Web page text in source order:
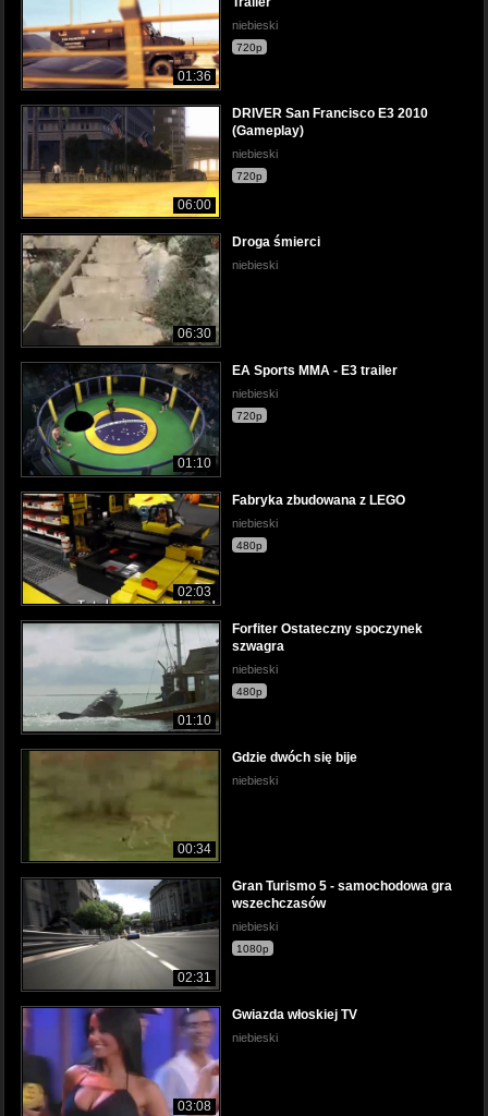
01:36
niebieski
720p
06:00
DRIVER San Francisco E3 2010
(Gameplay)
niebieski
720p
06:30
Droga śmierci
niebieski
01:10
EA Sports MMA - E3 trailer
niebieski
720p
02:03
Fabryka zbudowana z LEGO
niebieski
480p
01:10
Forfiter Ostateczny spoczynek
szwagra
niebieski
480p
00:34
Gdzie dwóch się bije
niebieski
02:31
Gran Turismo 5 - samochodowa gra
wszechczasów
niebieski
1080p
03:08
Gwiazda włoskiej TV
niebieski